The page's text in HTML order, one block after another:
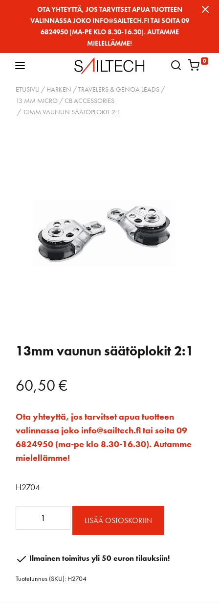
OTA YHTEYTTÄ, JOS TARVITSET APUA TUOTTEEN
VALINNASSA JOKO INFO@SAILTECH.FI TAI SOITA 09
6824950 (MA-PE KLO 8.30-16.30). AUTAMME
MIELELLÄMME!
0
ETUSIVU / HARKEN /TRAVELERS & GENOA LEADS /
13 MM MICRO /CB ACCESSORIES
/ 13MM VAUNUN SÄÄTÖPLOKIT 2:1
13mm vaunun säätöplokit 2:1
60,50€
Ota yhteyttä, jos tarvitset apua tuotteen
valinnassa joko info@sailtech.fi tai soita 09
6824950 (ma-pe klo 8.30-16.30). Autamme
mielellämme!
H2704
2:1
LISÄÄ OSTOSKORIIN
Ilmainen toimitus yli 50 euron tilauksiin!
Tuotetunnus (SKU): H2704